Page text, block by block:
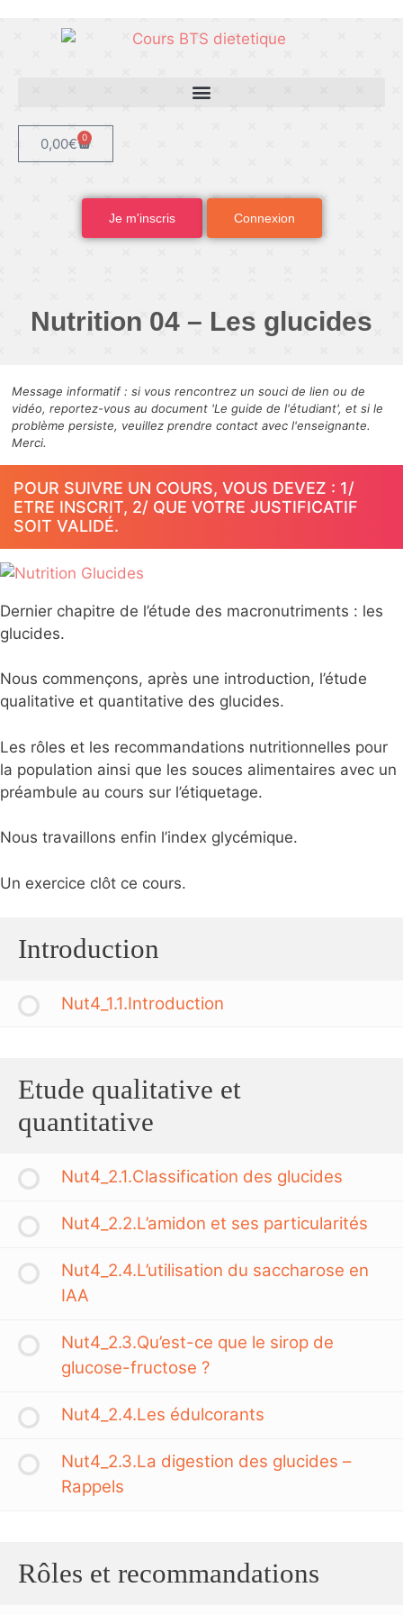
0,00€ 0
Je m'inscris Connexion
Nutrition 04 – Les glucides
Message informatif : si vous rencontrez un souci de lien ou de
vidéo, reportez-vous au document 'Le guide de l'étudiant', et si le
problème persiste, veuillez prendre contact avec l'enseignante.
Merci.
POUR SUIVRE UN COURS, VOUS DEVEZ : 1/
ETRE INSCRIT, 2/ QUE VOTRE JUSTIFICATIF
SOIT VALIDÉ.
Dernier chapitre de l’étude des macronutriments : les
glucides.
Nous commençons, après une introduction, l’étude
qualitative et quantitative des glucides.
Les rôles et les recommandations nutritionnelles pour
la population ainsi que les souces alimentaires avec un
préambule au cours sur l’étiquetage.
Nous travaillons enfin l’index glycémique.
Un exercice clôt ce cours.
Introduction
Nut4_1.1.Introduction
Etude qualitative et
quantitative
Nut4_2.1.Classification des glucides
Nut4_2.2.L’amidon et ses particularités
Nut4_2.4.L’utilisation du saccharose en
IAA
Nut4_2.3.Qu’est-ce que le sirop de
glucose-fructose ?
Nut4_2.4.Les édulcorants
Nut4_2.3.La digestion des glucides –
Rappels
Rôles et recommandations